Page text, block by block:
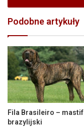
Podobne artykuły
Fila Brasileiro – mastif
brazylijski